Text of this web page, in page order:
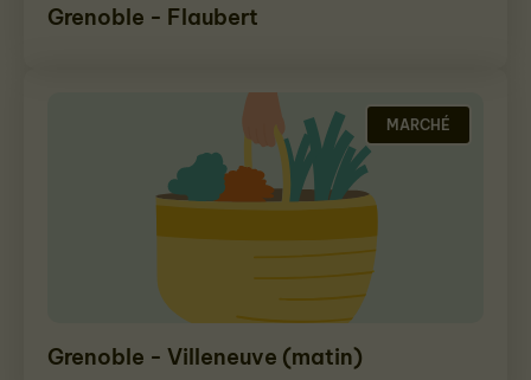
Grenoble - Flaubert
Grenoble - Villeneuve (matin)
MARCHÉ